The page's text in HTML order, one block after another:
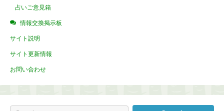
占いご意見箱
情報交換掲示板
サイト説明
サイト更新情報
お問い合わせ